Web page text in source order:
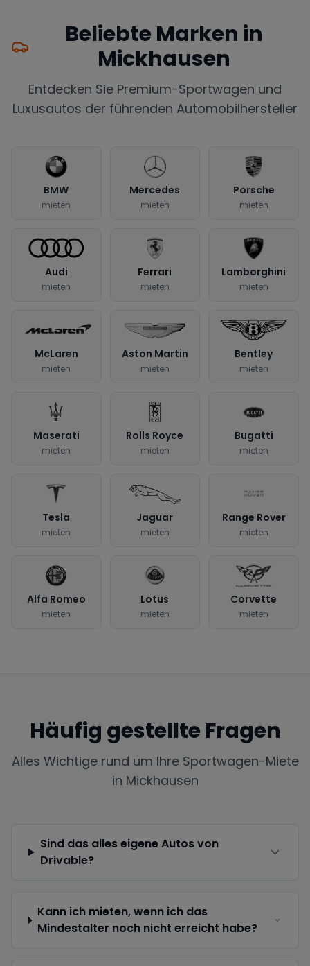
Beliebte Marken in
Mickhausen
Entdecken Sie Premium-Sportwagen und
Luxusautos der führenden Automobilhersteller
BMW
mieten
Mercedes
mieten
Porsche
mieten
Audi
mieten
Ferrari
mieten
Lamborghini
mieten
McLaren
mieten
Aston Martin
mieten
Bentley
mieten
Maserati
mieten
Rolls Royce
mieten
Bugatti
mieten
Tesla
mieten
Jaguar
mieten
Range Rover
mieten
Alfa Romeo
mieten
Lotus
mieten
Corvette
mieten
Häufig gestellte Fragen
Alles Wichtige rund um Ihre Sportwagen-Miete
in Mickhausen
Sind das alles eigene Autos von
Drivable?
Kann ich mieten, wenn ich das
Mindestalter noch nicht erreicht habe?